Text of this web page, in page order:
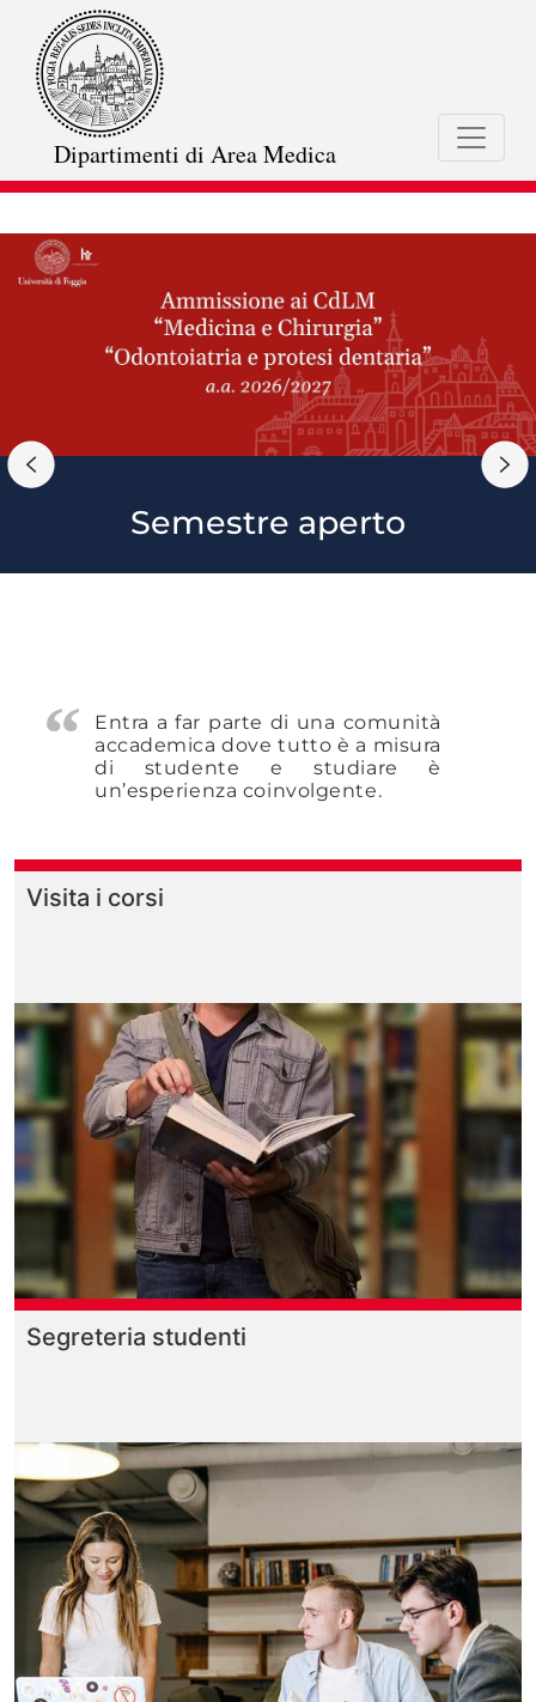
Dipartimenti di Area Medica
Semestre aperto
Entra a far parte di una comunità
accademica dove tutto è a misura
di studente e studiare è
un’esperienza coinvolgente.
Visita i corsi
Segreteria studenti